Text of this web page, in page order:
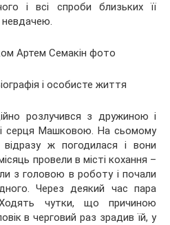
і всі спроби близьких її
невдачею.
Артем Семакін фото
розлучився з дружиною і
серця Машковою. На сьомому
ж погодилася і вони
провели в місті кохання –
з головою в роботу і почали
Через деякий час пара
Ходять чутки, що причиною
в черговий раз зрадив їй, у